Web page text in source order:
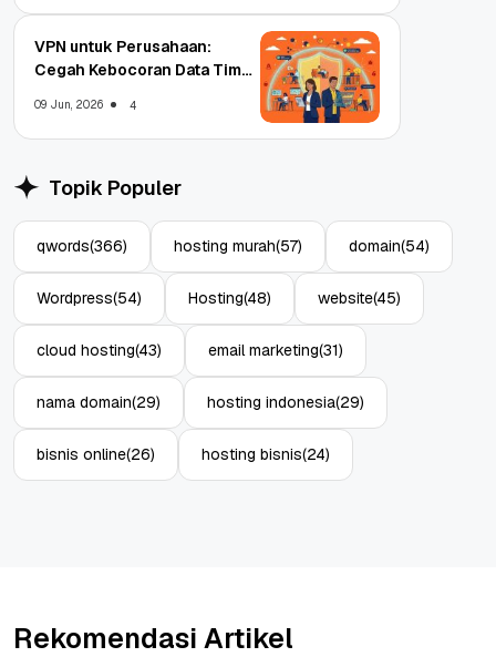
VPN untuk Perusahaan:
Cegah Kebocoran Data Tim
09 Jun, 2026 4
Topik Populer
qwords(366) hosting murah(57) domain(54)
Wordpress(54) Hosting(48) website(45)
cloud hosting(43) email marketing(31)
nama domain(29) hosting indonesia(29)
bisnis online(26) hosting bisnis(24)
Rekomendasi Artikel